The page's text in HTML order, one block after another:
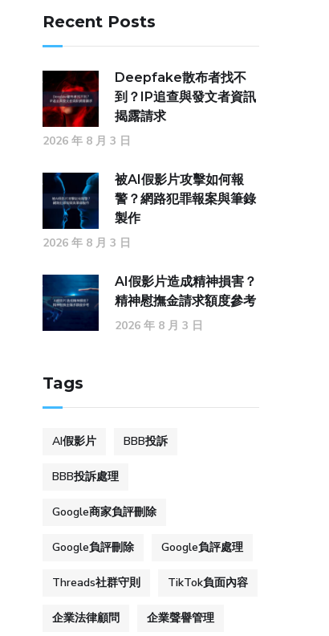
Recent Posts
Deepfake散布者找不
到？IP追查與發文者資訊
揭露請求
2026 年 8 月 3 日
被AI假影片攻擊如何報
警？網路犯罪報案與筆錄
製作
2026 年 8 月 3 日
AI假影片造成精神損害？
精神慰撫金請求額度參考
2026 年 8 月 3 日
Tags
AI假影片 BBB投訴
BBB投訴處理
Google商家負評刪除
Google負評刪除 Google負評處理
Threads社群守則 TikTok負面內容
企業法律顧問 企業聲譽管理